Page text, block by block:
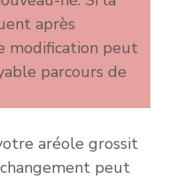
après
modification peut
parcours de
aréole grossit
peut